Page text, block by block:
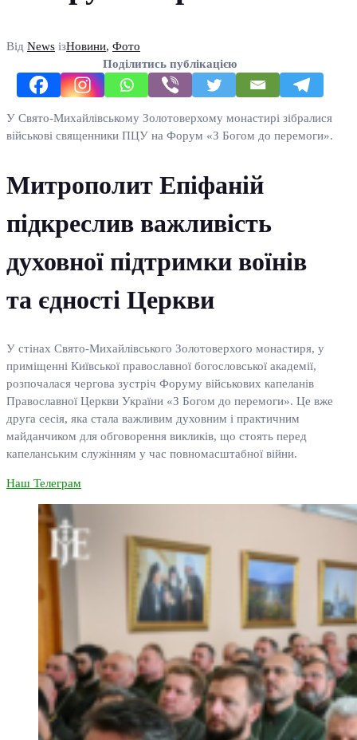
Від News ізНовини, Фото
Поділитись публікацією
У Свято-Михайлівському Золотоверхому монастирі зібралися
військові священники ПЦУ на Форум «З Богом до перемоги».
Митрополит Епіфаній
підкреслив важливість
духовної підтримки воїнів
та єдності Церкви
У стінах Свято-Михайлівського Золотоверхого монастиря, у
приміщенні Київської православної богословської академії,
розпочалася чергова зустріч Форуму військових капеланів
Православної Церкви України «З Богом до перемоги». Це вже
друга сесія, яка стала важливим духовним і практичним
майданчиком для обговорення викликів, що стоять перед
капеланським служінням у час повномасштабної війни.
Наш Телеграм